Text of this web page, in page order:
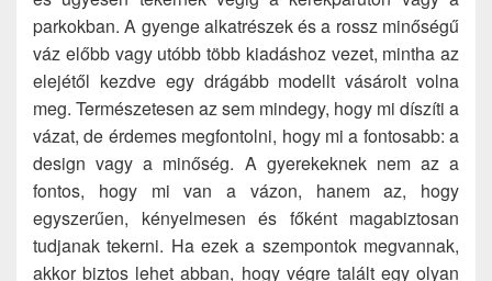
parkokban. A gyenge alkatrészek és a rossz minőségű
váz előbb vagy utóbb több kiadáshoz vezet, mintha az
elejétől kezdve egy drágább modellt vásárolt volna
meg. Természetesen az sem mindegy, hogy mi díszíti a
vázat, de érdemes megfontolni, hogy mi a fontosabb: a
design vagy a minőség. A gyerekeknek nem az a
fontos, hogy mi van a vázon, hanem az, hogy
egyszerűen, kényelmesen és főként magabiztosan
tudjanak tekerni. Ha ezek a szempontok megvannak,
akkor biztos lehet abban, hogy végre talált egy olyan